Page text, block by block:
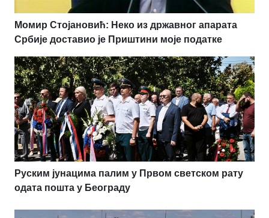
Момир Стојановић: Неко из државног апарата
Србије доставио је Приштини моје податке
Руским јунацима палим у Првом светском рату
одата пошта у Београду